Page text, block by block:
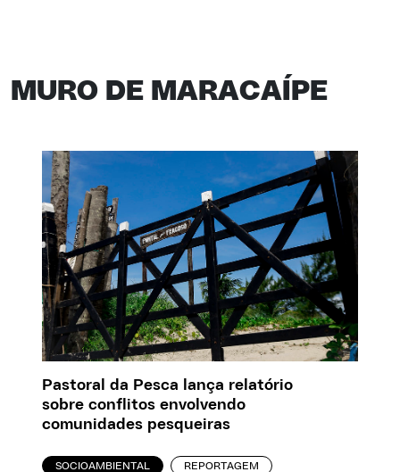
MURO DE MARACAÍPE
Pastoral da Pesca lança relatório
sobre conflitos envolvendo
comunidades pesqueiras
SOCIOAMBIENTAL REPORTAGEM